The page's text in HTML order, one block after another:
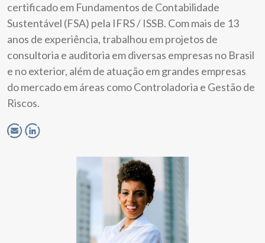
certificado em Fundamentos de Contabilidade
Sustentável (FSA) pela IFRS / ISSB. Com mais de 13
anos de experiência, trabalhou em projetos de
consultoria e auditoria em diversas empresas no Brasil
e no exterior, além de atuação em grandes empresas
do mercado em áreas como Controladoria e Gestão de
Riscos.